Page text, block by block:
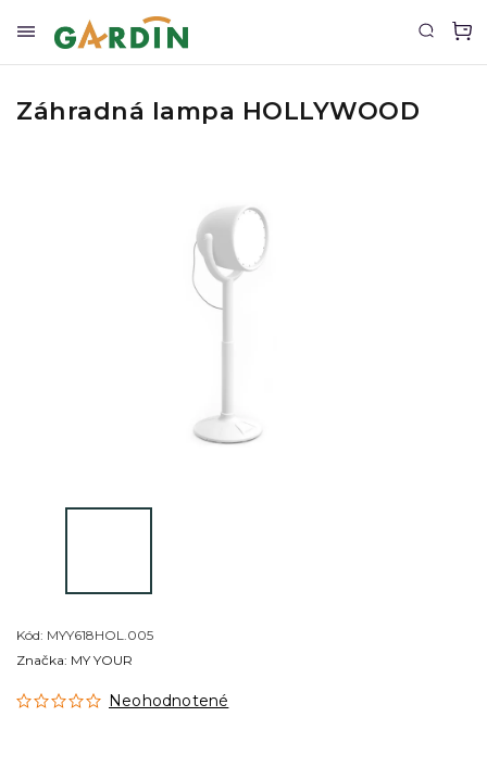
Záhradná lampa HOLLYWOOD
Kód: MYY618HOL.005
Neohodnotené
Značka: MY YOUR